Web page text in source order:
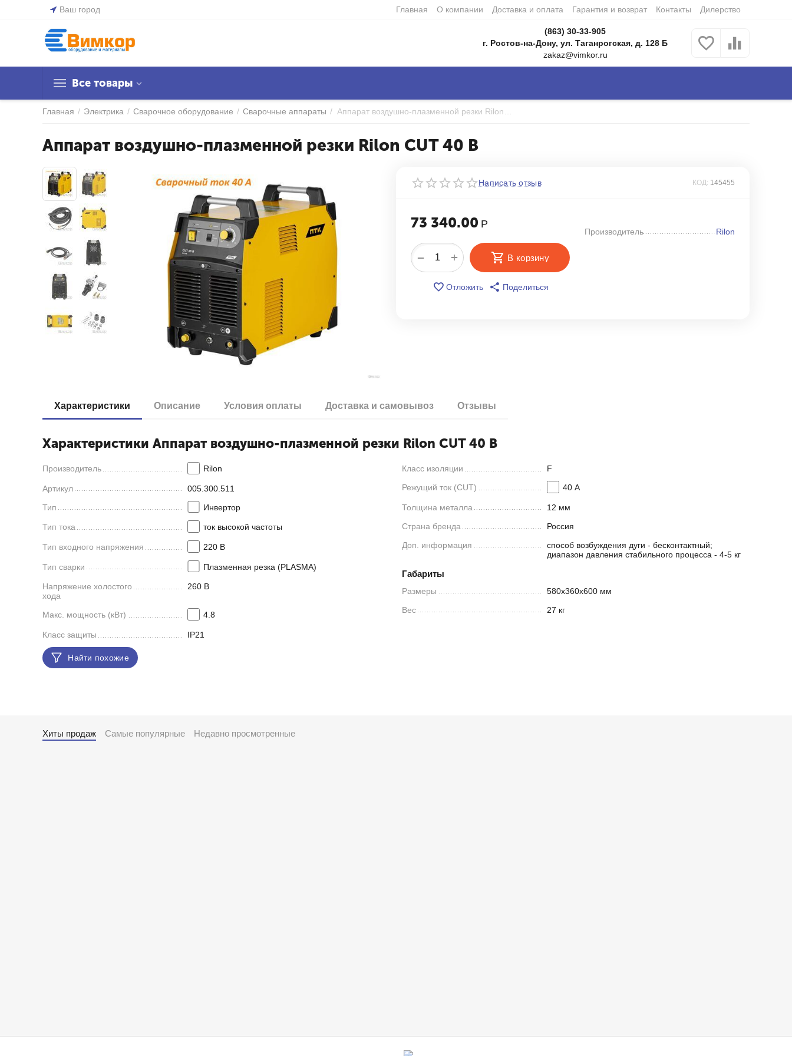
Ваш город Главная О компании Доставка и оплата Гарантия и возврат Контакты Дилерство
(863) 30-33-905
г. Ростов-на-Дону, ул. Таганрогская, д. 128 Б
zakaz@vimkor.ru
Все товары
Главная / Электрика / Сварочное оборудование / Сварочные аппараты /
Аппарат воздушно-плазменной резки Rilon CUT 40 B
Написать отзыв КОД: 145455
73 340.00 Р
+
− В корзину
Отложить Поделиться
Производитель Rilon
Характеристики Описание Условия оплаты Доставка и самовывоз Отзывы
Характеристики Аппарат воздушно-плазменной резки Rilon CUT 40 B
Производитель Rilon
Артикул
005.300.511
Тип
Инвертор
Тип тока ток высокой частоты
Тип входного напряжения 220 В
Тип сварки Плазменная резка (PLASMA)
Напряжение холостого
хода
260 В
Макс. мощность (кВт) 4.8
Класс защиты IP21
Класс изоляции
F
Режущий ток (CUT)
40 А
Толщина металла
12 мм
Страна бренда
Россия
Доп. информация
способ возбуждения дуги - бесконтактный;
диапазон давления стабильного процесса - 4-5 кг
Габариты
Размеры
580х360х600 мм
Вес
27 кг
Найти похожие
Хиты продаж Самые популярные Недавно просмотренные